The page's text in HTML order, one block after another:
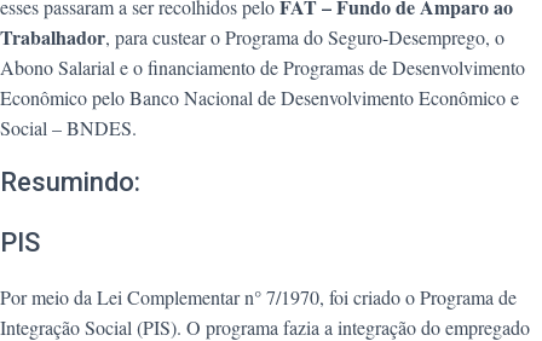
esses passaram a ser recolhidos peloFAT – Fundo de Amparo ao
Trabalhador, para custear o Programa do Seguro-Desemprego, o
Abono Salarial e o financiamento de Programas de Desenvolvimento
Econômico pelo Banco Nacional de Desenvolvimento Econômico e
Social – BNDES.
Resumindo:
PIS
Por meio da Lei Complementar n° 7/1970, foi criado o Programa de
Integração Social (PIS). O programa fazia a integração do empregado